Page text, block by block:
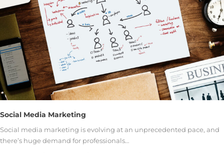
Social Media Marketing
Social media marketing is evolving at an unprecedented pace, and
there’s huge demand for professionals…